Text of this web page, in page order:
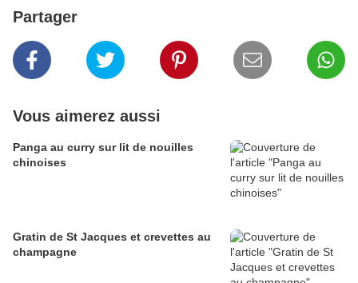
Partager
Vous aimerez aussi
Panga au curry sur lit de nouilles
chinoises
Gratin de St Jacques et crevettes au
champagne